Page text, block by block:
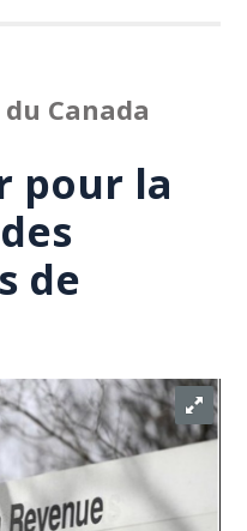
Canada
pour la
de